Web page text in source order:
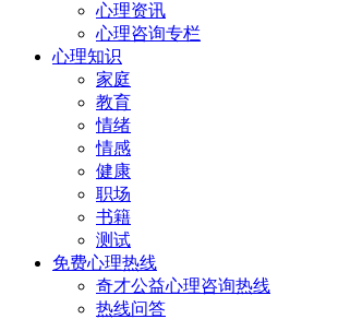
心理资讯
心理咨询专栏
心理知识
家庭
教育
情绪
情感
健康
职场
书籍
测试
免费心理热线
奇才公益心理咨询热线
热线问答